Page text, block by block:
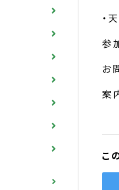
・
参
お
案
こ